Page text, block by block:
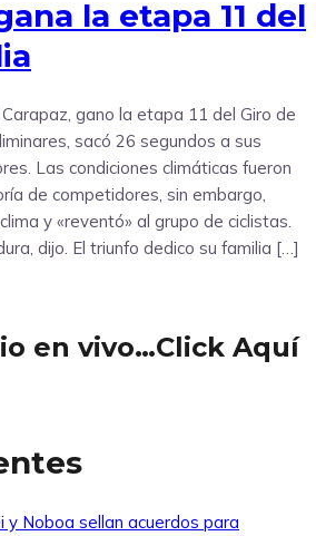
la etapa 11 del
gano la etapa 11 del Giro de
sacó 26 segundos a sus
Las condiciones climáticas fueron
de competidores, sin embargo,
y «reventó» al grupo de ciclistas.
dijo. El triunfo dedico su familia […]
en vivo…Click Aquí
y Noboa sellan acuerdos para